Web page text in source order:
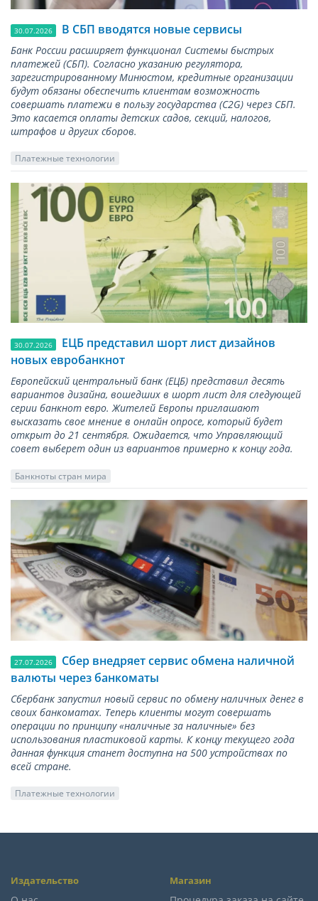
30.07.2026 В СБП вводятся новые сервисы
Банк России расширяет функционал Системы быстрых
платежей (СБП). Согласно указанию регулятора,
зарегистрированному Минюстом, кредитные организации
будут обязаны обеспечить клиентам возможность
совершать платежи в пользу государства (С2G) через СБП.
Это касается оплаты детских садов, секций, налогов,
штрафов и других сборов.
Платежные технологии
30.07.2026
ЕЦБ представил шорт лист дизайнов
новых евробанкнот
Европейский центральный банк (ЕЦБ) представил десять
вариантов дизайна, вошедших в шорт лист для следующей
серии банкнот евро. Жителей Европы приглашают
высказать свое мнение в онлайн опросе, который будет
открыт до 21 сентября. Ожидается, что Управляющий
совет выберет один из вариантов примерно к концу года.
Банкноты стран мира
27.07.2026
Сбер внедряет сервис обмена наличной
валюты через банкоматы
Сбербанк запустил новый сервис по обмену наличных денег в
своих банкоматах. Теперь клиенты могут совершать
операции по принципу «наличные за наличные» без
использования пластиковой карты. К концу текущего года
данная функция станет доступна на 500 устройствах по
всей стране.
Платежные технологии
Издательство Магазин